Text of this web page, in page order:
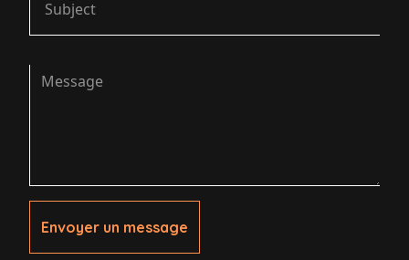
Envoyer un message